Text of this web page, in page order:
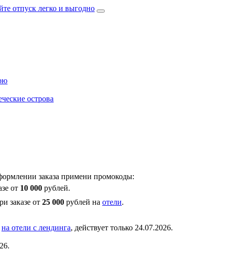
острова
заказа примени промокоды:
от 10 000 рублей.
заказе от 25 000 рублей на отели.
на отели с лендинга, действует только 24.07.2026.